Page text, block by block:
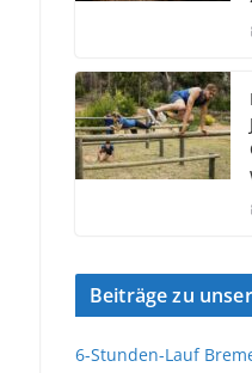
Beiträge zu
6-Stunden-Lauf